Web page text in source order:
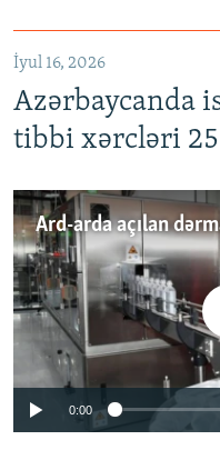
İyul 16, 2026
Azərbaycanda
tibbi xərcləri 25
No media
0:00